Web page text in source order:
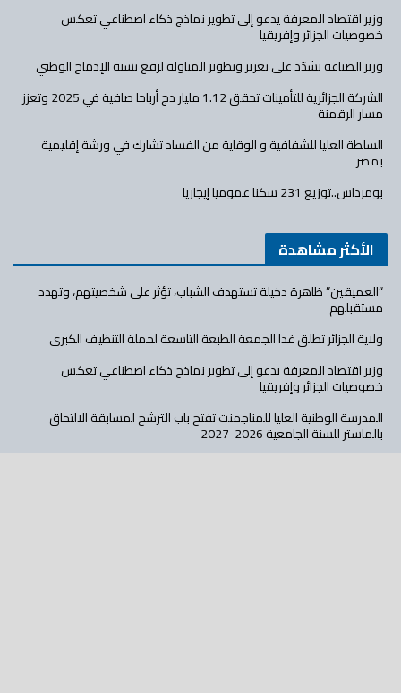
وزير اقتصاد المعرفة يدعو إلى تطوير نماذج ذكاء اصطناعي تعكس
خصوصيات الجزائر وإفريقيا
وزير الصناعة يشدّد على تعزيز وتطوير المناولة لرفع نسبة الإدماج الوطني
الشركة الجزائرية للتأمينات تحقق 1.12 مليار دج أرباحا صافية في 2025 وتعزز
مسار الرقمنة
السلطة العليا للشفافية و الوقاية من الفساد تشارك في ورشة إقليمية
بمصر
بومرداس..توزيع 231 سكنا عموميا إيجاريا
الأكثر مشاهدة
“العميقين” ظاهرة دخيلة تستهدف الشباب، تؤثر على شخصيتهم، وتهدد
مستقبلهم
ولاية الجزائر تطلق غدا الجمعة الطبعة التاسعة لحملة التنظيف الكبرى
وزير اقتصاد المعرفة يدعو إلى تطوير نماذج ذكاء اصطناعي تعكس
خصوصيات الجزائر وإفريقيا
المدرسة الوطنية العليا للمناجمنت تفتح باب الترشح لمسابقة الالتحاق
بالماستر للسنة الجامعية 2026-2027